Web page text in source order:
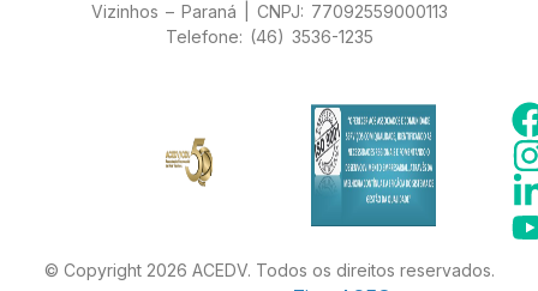
Vizinhos – Paraná | CNPJ: 77092559000113
Telefone: (46) 3536-1235
© Copyright 2026 ACEDV. Todos os direitos reservados.